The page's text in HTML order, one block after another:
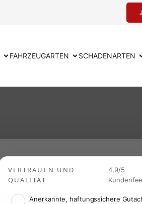
FAHRZEUGARTEN SCHADENARTEN
VERTRAUEN UND
QUALITÄT
4,9/5
Anerkannte, haftungssichere